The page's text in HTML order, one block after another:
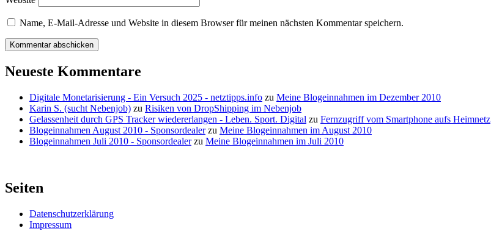
Name, E-Mail-Adresse und Website in diesem Browser für meinen nächsten Kommentar speichern.
Neueste Kommentare
Digitale Monetarisierung - Ein Versuch 2025 - netztipps.info zu Meine Blogeinnahmen im Dezember 2010
Karin S. (sucht Nebenjob) zu Risiken von DropShipping im Nebenjob
Gelassenheit durch GPS Tracker wiedererlangen - Leben. Sport. Digital zu Fernzugriff vom Smartphone aufs Heimnetz
Blogeinnahmen August 2010 - Sponsordealerzu Meine Blogeinnahmen im August 2010
Blogeinnahmen Juli 2010 - Sponsordealerzu Meine Blogeinnahmen im Juli 2010
Seiten
Datenschutzerklärung
Impressum